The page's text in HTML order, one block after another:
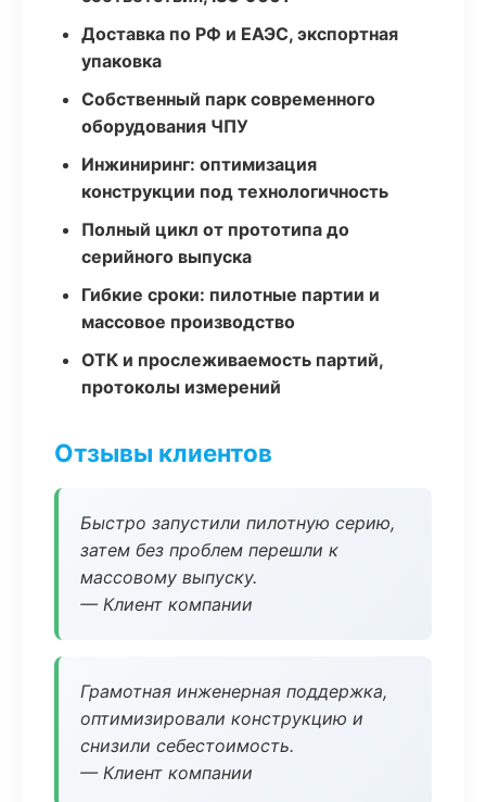
Доставка по РФ и ЕАЭС, экспортная
упаковка
Собственный парк современного
оборудования ЧПУ
Инжиниринг: оптимизация
конструкции под технологичность
Полный цикл от прототипа до
серийного выпуска
Гибкие сроки: пилотные партии и
массовое производство
ОТК и прослеживаемость партий,
протоколы измерений
Отзывы клиентов
Быстро запустили пилотную серию,
затем без проблем перешли к
массовому выпуску.
— Клиент компании
Грамотная инженерная поддержка,
оптимизировали конструкцию и
снизили себестоимость.
— Клиент компании